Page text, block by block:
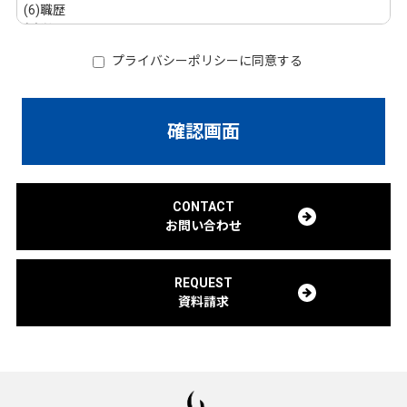
(6)職歴
(7)学歴
当社は、利用者から以下の情報を取得します。
(4)本サービスに関する新機能、更新情報をお知らせするため
(5)メールマガジンの送信、ダイレクトメールの送付のため
(6)広告効果の分析、市場分析、マーケティングのため
(8)本サービスの各種問合せ、アフターサービス対応のため
(9)本サービスその他のコンテンツの開発・改善のため
(10)上記の利用目的に付随する目的
集した情報の適切な管理のために必要な措置を講じます。当社
プライバシーポリシーに同意する
CONTACT
お問い合わせ
REQUEST
資料請求